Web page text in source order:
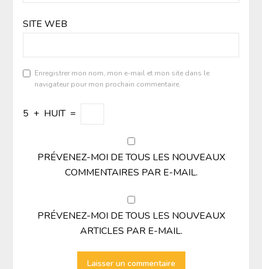
SITE WEB
Enregistrer mon nom, mon e-mail et mon site dans le
navigateur pour mon prochain commentaire.
5 + HUIT =
PRÉVENEZ-MOI DE TOUS LES NOUVEAUX
COMMENTAIRES PAR E-MAIL.
PRÉVENEZ-MOI DE TOUS LES NOUVEAUX
ARTICLES PAR E-MAIL.